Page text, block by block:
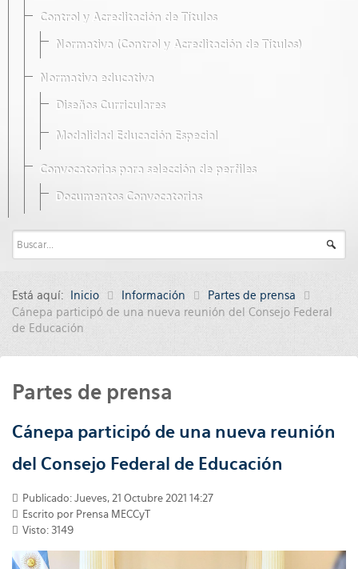
Control y Acreditación de Títulos
Normativa (Control y Acreditación de Títulos)
Normativa educativa
Diseños Curriculares
Modalidad Educación Especial
Convocatorias para selección de perfiles
Documentos Convocatorias
Está aquí: Inicio Información
Partes de prensa
Cánepa participó de una nueva reunión del Consejo Federal
de Educación
Partes de prensa
Cánepa participó de una nueva reunión
del Consejo Federal de Educación
Publicado: Jueves, 21 Octubre 2021 14:27
Escrito por Prensa MECCyT
Visto: 3149